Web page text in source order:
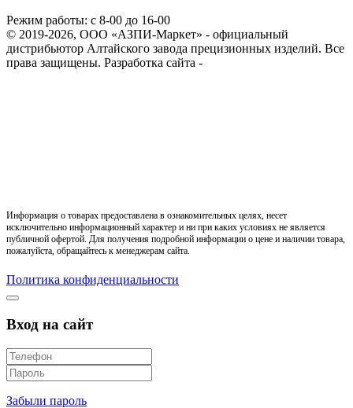
Режим работы: с 8-00 до 16-00
© 2019-2026, ООО «АЗПИ-Маркет» - официальный
дистрибьютор Алтайского завода прецизионных изделий. Все
права защищены. Разработка сайта -
Информация о товарах предоставлена в ознакомительных целях, несет
исключительно информационный характер и ни при каких условиях не является
публичной офертой. Для получения подробной информации о цене и наличии товара,
пожалуйста, обращайтесь к менеджерам сайта.
Политика конфиденциальности
Вход на сайт
Забыли пароль